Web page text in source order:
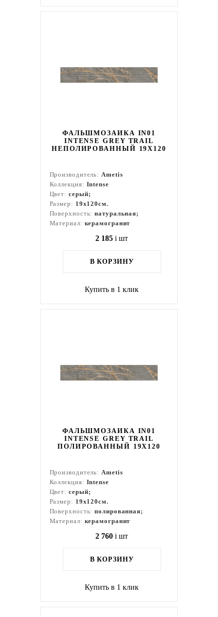
ФАЛЬШМОЗАИКА IN01
INTENSE GREY TRAIL
НЕПОЛИРОВАННЫЙ 19X120
Производитель:Ametis
Коллекция: Intense
Цвет: серый;
Размер: 19x120см.
Поверхность:натуральная;
Материал: керамогранит
2 185 i шт
В КОРЗИНУ
Купить в 1 клик
ФАЛЬШМОЗАИКА IN01
INTENSE GREY TRAIL
ПОЛИРОВАННЫЙ 19X120
Производитель:Ametis
Коллекция: Intense
Цвет: серый;
Размер: 19x120см.
Поверхность:полированная;
Материал: керамогранит
2 760 i шт
В КОРЗИНУ
Купить в 1 клик